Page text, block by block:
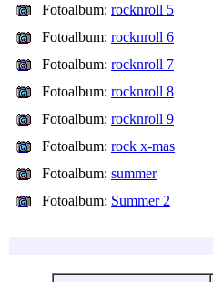
Fotoalbum: rocknroll 5
Fotoalbum: rocknroll 6
Fotoalbum: rocknroll 7
Fotoalbum: rocknroll 8
Fotoalbum: rocknroll 9
Fotoalbum: rock x-mas
Fotoalbum: summer
Fotoalbum: Summer 2